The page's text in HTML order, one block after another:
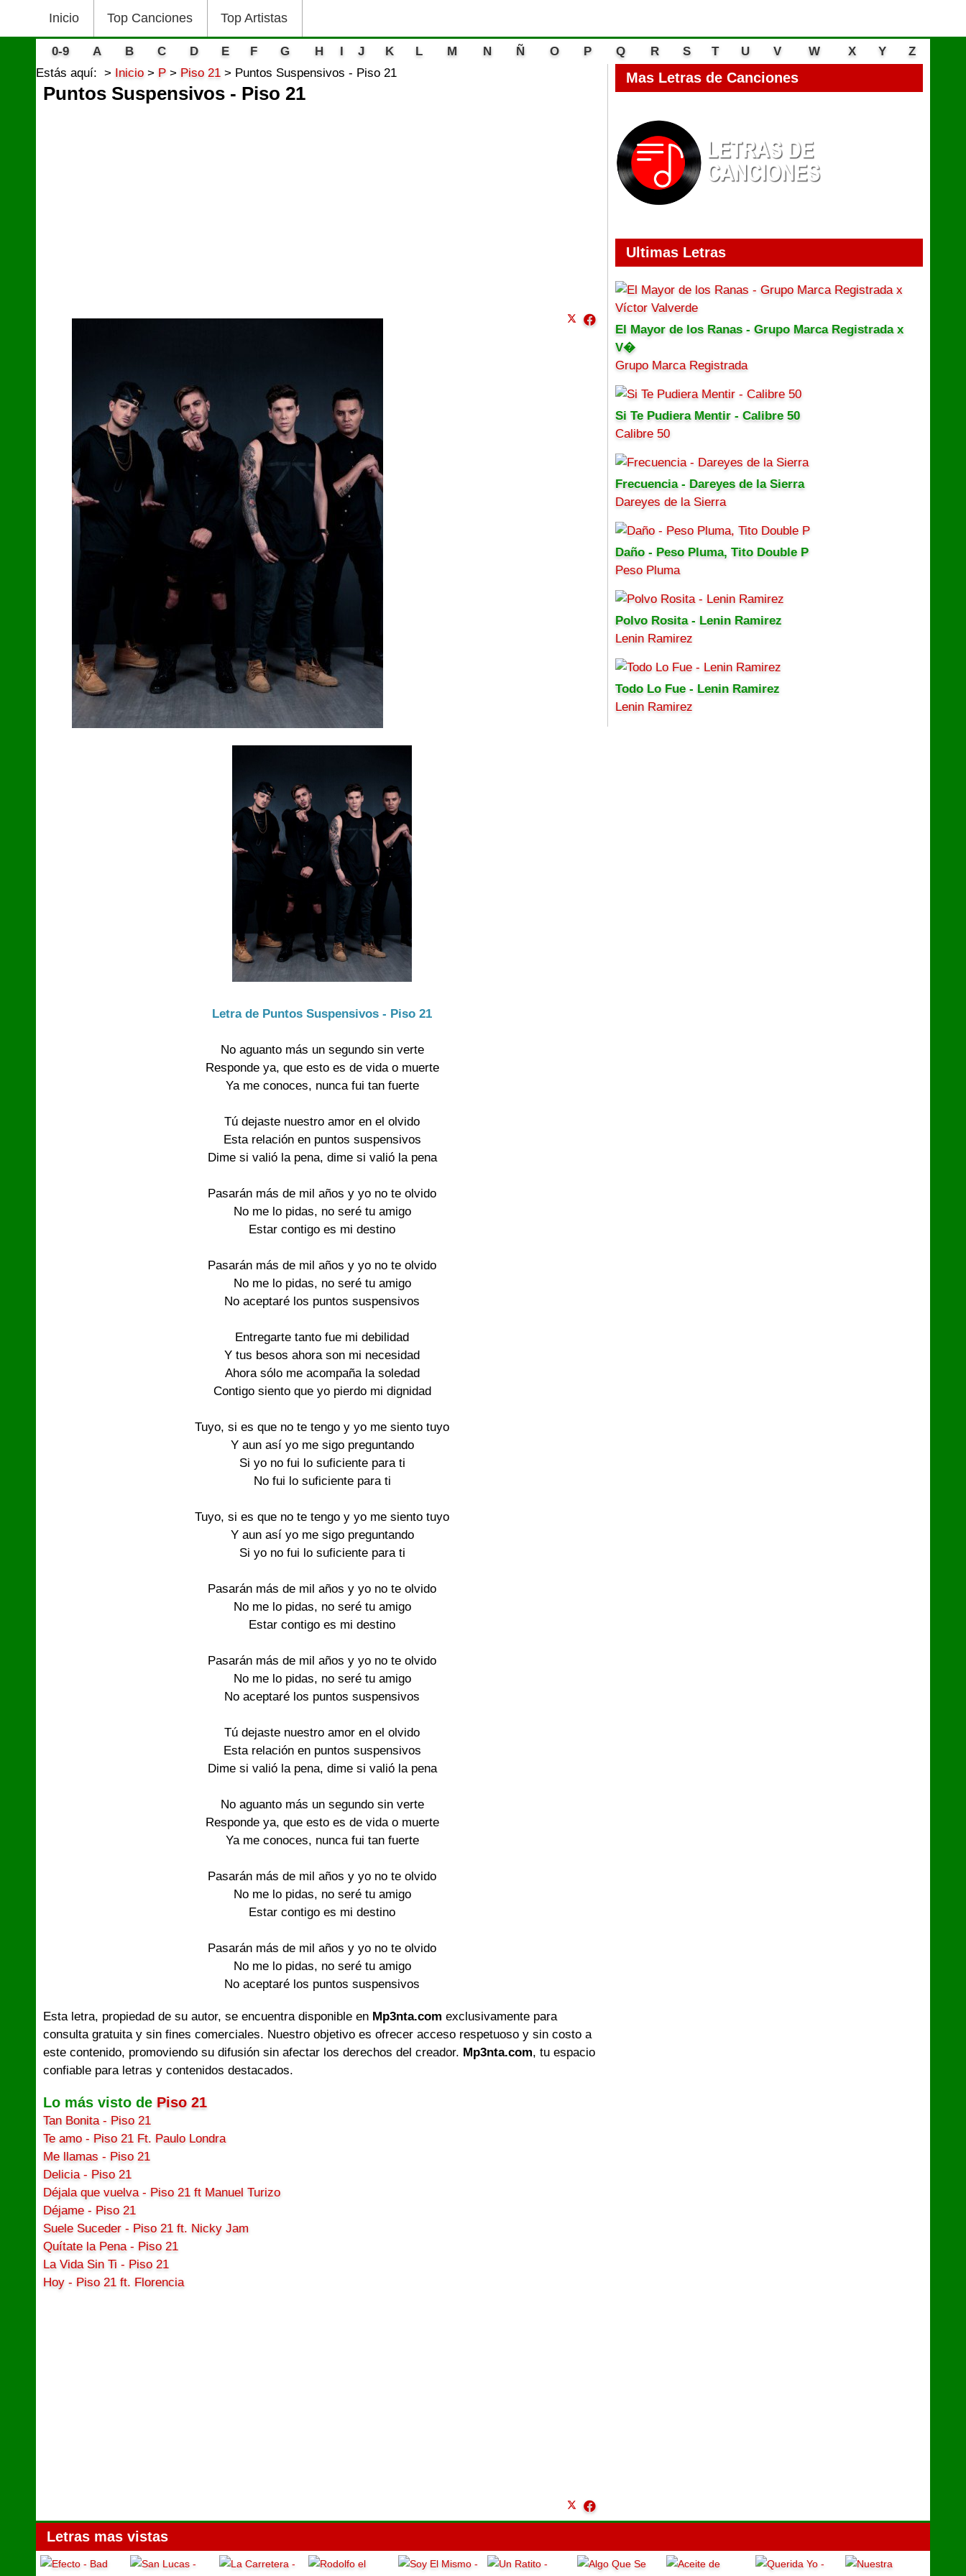
Inicio Top Canciones Top Artistas
0-9 A B C D E F G H I J K L M N Ñ O P Q R S T U V W X Y
Z
Estás aquí:
Inicio P Piso 21 Puntos Suspensivos - Piso 21
Puntos Suspensivos - Piso 21
Letra de Puntos Suspensivos - Piso 21
No aguanto más un segundo sin verte
Responde ya, que esto es de vida o muerte
Ya me conoces, nunca fui tan fuerte
Tú dejaste nuestro amor en el olvido
Esta relación en puntos suspensivos
Dime si valió la pena, dime si valió la pena
Pasarán más de mil años y yo no te olvido
No me lo pidas, no seré tu amigo
Estar contigo es mi destino
Pasarán más de mil años y yo no te olvido
No me lo pidas, no seré tu amigo
No aceptaré los puntos suspensivos
Entregarte tanto fue mi debilidad
Y tus besos ahora son mi necesidad
Ahora sólo me acompaña la soledad
Contigo siento que yo pierdo mi dignidad
Tuyo, si es que no te tengo y yo me siento tuyo
Y aun así yo me sigo preguntando
Si yo no fui lo suficiente para ti
No fui lo suficiente para ti
Tuyo, si es que no te tengo y yo me siento tuyo
Y aun así yo me sigo preguntando
Si yo no fui lo suficiente para ti
Pasarán más de mil años y yo no te olvido
No me lo pidas, no seré tu amigo
Estar contigo es mi destino
Pasarán más de mil años y yo no te olvido
No me lo pidas, no seré tu amigo
No aceptaré los puntos suspensivos
Tú dejaste nuestro amor en el olvido
Esta relación en puntos suspensivos
Dime si valió la pena, dime si valió la pena
No aguanto más un segundo sin verte
Responde ya, que esto es de vida o muerte
Ya me conoces, nunca fui tan fuerte
Pasarán más de mil años y yo no te olvido
No me lo pidas, no seré tu amigo
Estar contigo es mi destino
Pasarán más de mil años y yo no te olvido
No me lo pidas, no seré tu amigo
No aceptaré los puntos suspensivos
Esta letra, propiedad de su autor, se encuentra disponible en Mp3nta.com exclusivamente para
consulta gratuita y sin fines comerciales. Nuestro objetivo es ofrecer acceso respetuoso y sin costo a
este contenido, promoviendo su difusión sin afectar los derechos del creador. Mp3nta.com, tu espacio
confiable para letras y contenidos destacados.
Lo más visto de Piso 21
Tan Bonita - Piso 21
Te amo - Piso 21 Ft. Paulo Londra
Me llamas - Piso 21
Delicia - Piso 21
Déjala que vuelva - Piso 21 ft Manuel Turizo
Déjame - Piso 21
Suele Suceder - Piso 21 ft. Nicky Jam
Quítate la Pena - Piso 21
La Vida Sin Ti - Piso 21
Hoy - Piso 21 ft. Florencia
Mas Letras de Canciones
Ultimas Letras
El Mayor de los Ranas - Grupo Marca Registrada x
V�
Grupo Marca Registrada
Si Te Pudiera Mentir - Calibre 50
Calibre 50
Frecuencia - Dareyes de la Sierra
Dareyes de la Sierra
Daño - Peso Pluma, Tito Double P
Peso Pluma
Polvo Rosita - Lenin Ramirez
Lenin Ramirez
Todo Lo Fue - Lenin Ramirez
Lenin Ramirez
Letras mas vistas